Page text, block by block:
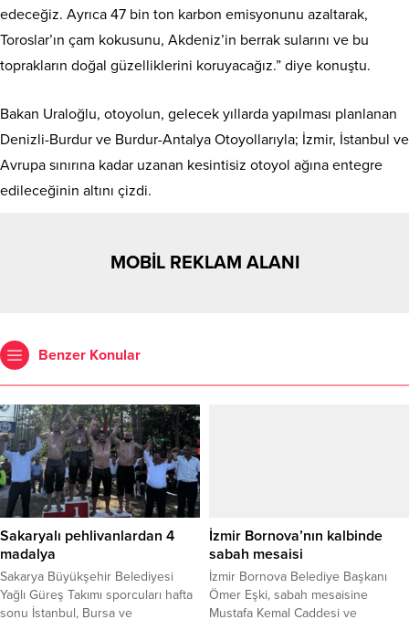
edeceğiz. Ayrıca 47 bin ton karbon emisyonunu azaltarak,
Toroslar’ın çam kokusunu, Akdeniz’in berrak sularını ve bu
toprakların doğal güzelliklerini koruyacağız.” diye konuştu.
Bakan Uraloğlu, otoyolun, gelecek yıllarda yapılması planlanan
Denizli-Burdur ve Burdur-Antalya Otoyollarıyla; İzmir, İstanbul ve
Avrupa sınırına kadar uzanan kesintisiz otoyol ağına entegre
edileceğinin altını çizdi.
MOBİL REKLAM ALANI
Benzer Konular
Sakaryalı pehlivanlardan 4
madalya
Sakarya Büyükşehir Belediyesi
Yağlı Güreş Takımı sporcuları hafta
sonu İstanbul, Bursa ve
İzmir Bornova’nın kalbinde
sabah mesaisi
İzmir Bornova Belediye Başkanı
Ömer Eşki, sabah mesaisine
Mustafa Kemal Caddesi ve